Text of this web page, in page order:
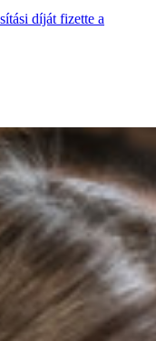
díját fizette a